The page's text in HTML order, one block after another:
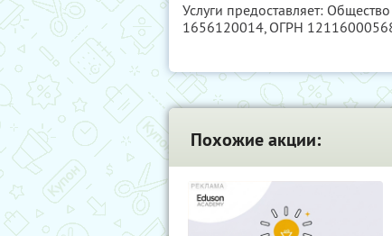
Услуги предоставляет:
1656120014, ОГРН
Похожие акции: